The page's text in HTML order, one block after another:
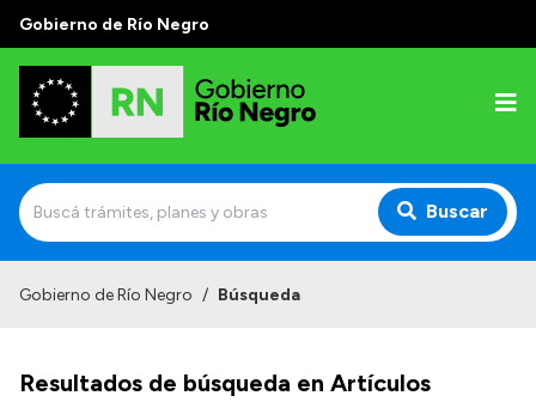
Gobierno de Río Negro
Buscar
Prensa
Gobierno de Río Negro / Búsqueda
Resultados de búsqueda en Artículos